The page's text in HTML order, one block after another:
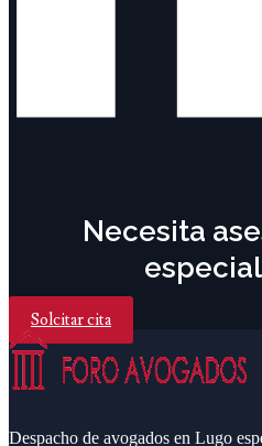
Necesita
Solcitar cita
Despacho de avogados en Lugo